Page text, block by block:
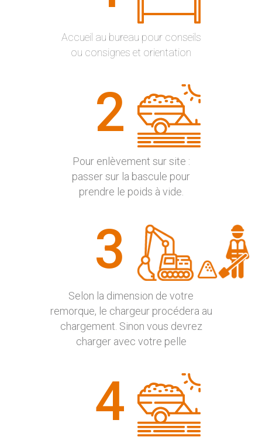
Accueil au bureau pour conseils
ou consignes et orientation
2
Pour enlèvement sur site :
passer sur la bascule pour
prendre le poids à vide.
3
Selon la dimension de votre
remorque, le chargeur procédera au
chargement. Sinon vous devrez
charger avec votre pelle
4